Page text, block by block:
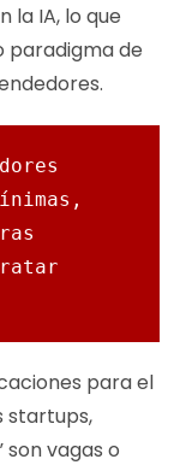
la IA, lo que
paradigma de
para el
startups,
son vagas o